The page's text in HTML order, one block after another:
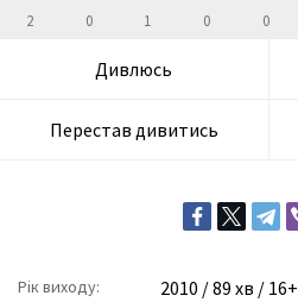
2 0 1 0 0
Дивлюсь
Перестав дивитись
Рік виходу: 2010 / 89 хв / 16+